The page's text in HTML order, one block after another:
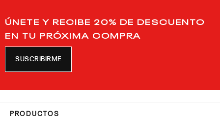
ÚNETE Y RECIBE 20% DE DESCUENTO
EN TU PRÓXIMA COMPRA
SUSCRIBIRME
PRODUCTOS